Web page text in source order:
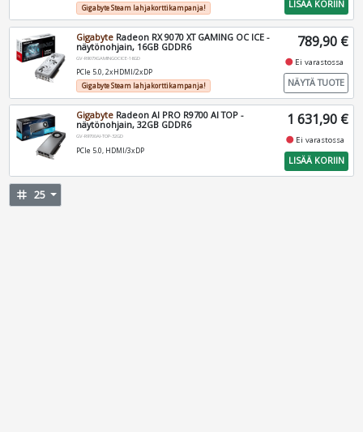
Gigabyte Steam lahjakorttikampanja! LISÄÄ KORIIN
Gigabyte Radeon RX 9070 XT GAMING OC ICE -
näytönohjain, 16GB GDDR6
GV-R907XGAMINGOCICE-16GD
PCIe 5.0, 2xHDMI/2xDP
Gigabyte Steam lahjakorttikampanja!
789,90 €
fiber_manual_record Ei varastossa
NÄYTÄ TUOTE
Gigabyte Radeon AI PRO R9700 AI TOP -
näytönohjain, 32GB GDDR6
GV-R9700AI-TOP-32GD
PCIe 5.0, HDMI/3xDP
1 631,90 €
fiber_manual_record Ei varastossa
LISÄÄ KORIIN
tag 25